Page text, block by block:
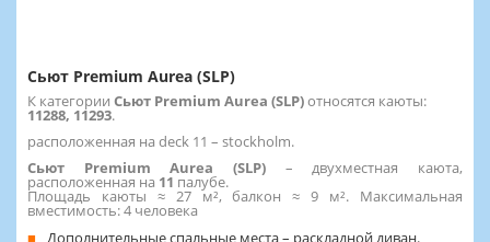
Сьют Premium Aurea (SLP)
К категории Сьют Premium Aurea (SLP)относятся каюты:
11288, 11293.
расположенная на deck 11 – stockholm.
Сьют Premium Aurea (SLP) – двухместная каюта,
расположенная на 11 палубе.
Площадь каюты ≈ 27 м², балкон ≈ 9 м². Максимальная
вместимость: 4 человека
Дополнительные спальные места – раскладной диван.